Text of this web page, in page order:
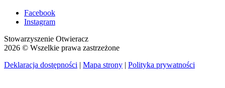
Facebook
Instagram
Stowarzyszenie Otwieracz
2026 © Wszelkie prawa zastrzeżone
Deklaracja dostępności | Mapa strony | Polityka prywatności